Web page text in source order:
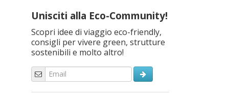
Unisciti alla Eco-Community!
Scopri idee di viaggio eco-friendly,
consigli per vivere green, strutture
sostenibili e molto altro!